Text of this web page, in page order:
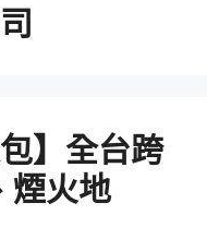
】全台跨
煙火地